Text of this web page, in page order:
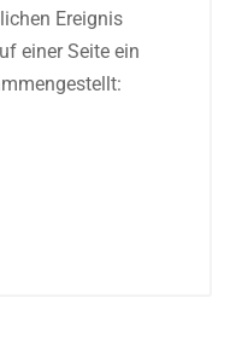
Ereignis
einer Seite ein